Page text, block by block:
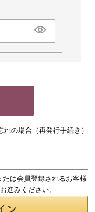
れの場合（再発行手続き）
は会員登録されるお客様
進みください。